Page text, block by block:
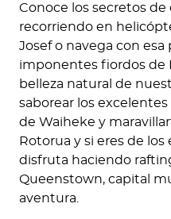
Conoce los secretos
recorriendo en
Josef o navega con
imponentes fiordos de
belleza natural de
saborear los excelentes
de Waiheke y
Rotorua y si eres de
disfruta haciendo
Queenstown, capital
aventura.